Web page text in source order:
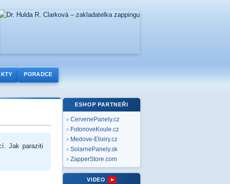
PORADCE
Jak paraziti
ESHOP PARTNEŘI
CervenePanely.cz
FotonoveKoule.cz
Medove-Elixiry.cz
SolarnePanely.sk
ZapperStore.com
VIDEO